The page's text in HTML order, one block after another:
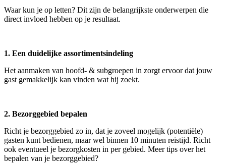
Waar kun je op letten? Dit zijn de belangrijkste onderwerpen die
direct invloed hebben op je resultaat.
1. Een duidelijke assortimentsindeling
Het aanmaken van hoofd- & subgroepen in zorgt ervoor dat jouw
gast gemakkelijk kan vinden wat hij zoekt.
2. Bezorggebied bepalen
Richt je bezorggebied zo in, dat je zoveel mogelijk (potentiële)
gasten kunt bedienen, maar wel binnen 10 minuten reistijd. Richt
ook eventueel je bezorgkosten in per gebied. Meer tips over het
bepalen van je bezorggebied?